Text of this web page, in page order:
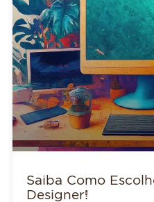
Saiba Como
Designer!